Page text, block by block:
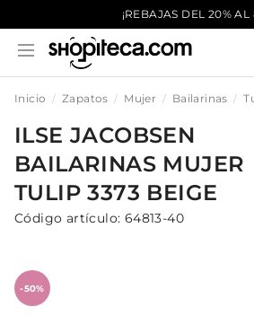
¡REBAJAS DEL 20% AL
Inicio Zapatos Mujer Bailarinas
ILSE JACOBSEN
BAILARINAS MUJER
TULIP 3373 BEIGE
Código artículo: 64813-40
-50%